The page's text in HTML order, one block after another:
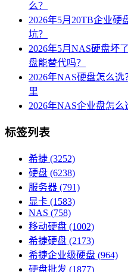
么？
2026年5月20TB企业
坑？
2026年5月NAS硬盘坏
盘能替代吗？
2026年NAS硬盘怎么
里
2026年NAS企业盘怎么
标签列表
希捷 (3252)
硬盘 (6238)
服务器 (791)
显卡 (1583)
NAS (758)
移动硬盘 (1002)
希捷硬盘 (2173)
希捷企业级硬盘 (964)
硬盘批发 (1877)